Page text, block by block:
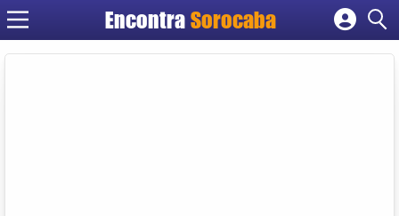
EncontraSorocaba
Cadastrar empresa